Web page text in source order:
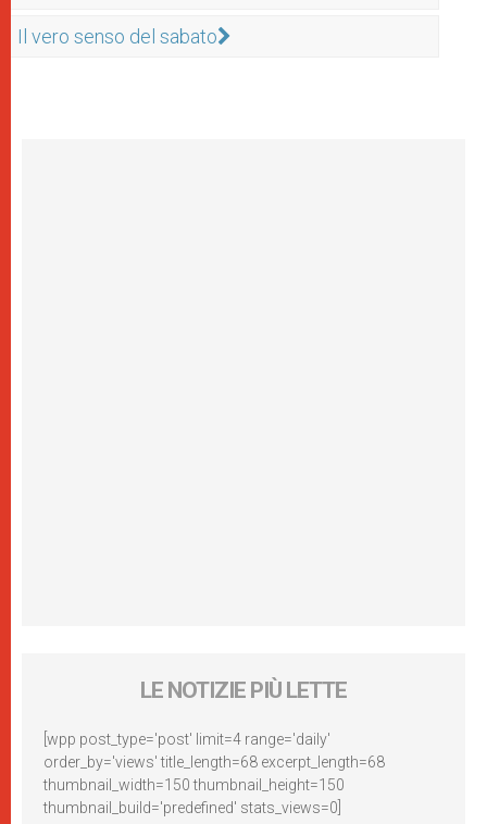
Il vero senso del sabato
LE NOTIZIE PIÙ LETTE
[wpp post_type='post' limit=4 range='daily'
order_by='views' title_length=68 excerpt_length=68
thumbnail_width=150 thumbnail_height=150
thumbnail_build='predefined' stats_views=0]